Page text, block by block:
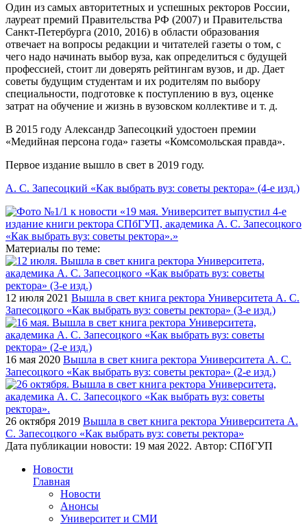
Один из самых авторитетных и успешных ректоров России,
лауреат премий Правительства РФ (2007) и Правительства
Санкт-Петербурга (2010, 2016) в области образования
отвечает на вопросы редакции и читателей газеты о том, с
чего надо начинать выбор вуза, как определиться с будущей
профессией, стоит ли доверять рейтингам вузов, и др. Дает
советы будущим студентам и их родителям по выбору
специальности, подготовке к поступлению в вуз, оценке
затрат на обучение и жизнь в вузовском коллективе и т. д.
В 2015 году Александр Запесоцкий удостоен премии
«Медийная персона года» газеты «Комсомольская правда».
Первое издание вышло в свет в 2019 году.
А. С. Запесоцкий «Как выбрать вуз: советы ректора» (4-е изд.)
Материалы по теме:
12 июля 2021 Вышла в свет книга ректора Университета А. С.
Запесоцкого «Как выбрать вуз: советы ректора» (3-е изд.)
16 мая 2020 Вышла в свет книга ректора Университета А. С.
Запесоцкого «Как выбрать вуз: советы ректора» (2-е изд.)
26 октября 2019 Вышла в свет книга ректора Университета А.
С. Запесоцкого «Как выбрать вуз: советы ректора»
Дата публикации новости: 19 мая 2022. Автор: СПбГУП
Новости
Главная
Новости
Анонсы
Университет и СМИ